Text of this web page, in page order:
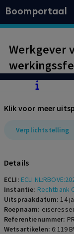
Boomportaal
Werkgever
moet
Klik voor meer
Verplichtstelling
Details
ECLI:
Instantie: Rechtbank
Uitspraakdatum:14
Roepnaam:
Referentienummer:
Wetsartikelen: 6:119